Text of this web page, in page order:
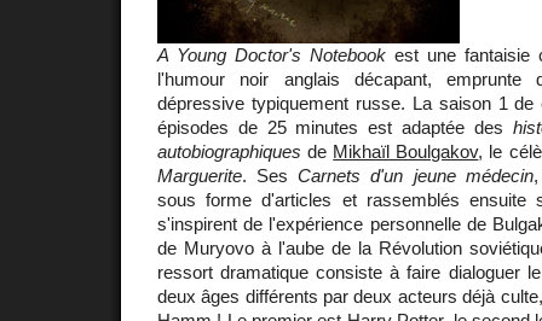
A Young Doctor's Notebook est une fantaisie
l'humour noir anglais décapant, emprunte
dépressive typiquement russe. La saison 1
épisodes de 25 minutes est adaptée des
autobiographiques de Mikhaïl Boulgakov, le
Marguerite. SesCarnets d'un jeune médecin,
sous forme d'articles et rassemblés
s'inspirent de l'expérience personnelle de
de Muryovo à l'aube de la Révolution
ressort dramatique consiste à faire dialoguer
deux âges différents par deux acteurs déjà